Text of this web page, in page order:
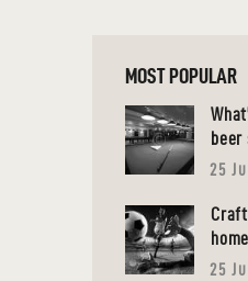
MOST POPULAR
beer
25
home
25